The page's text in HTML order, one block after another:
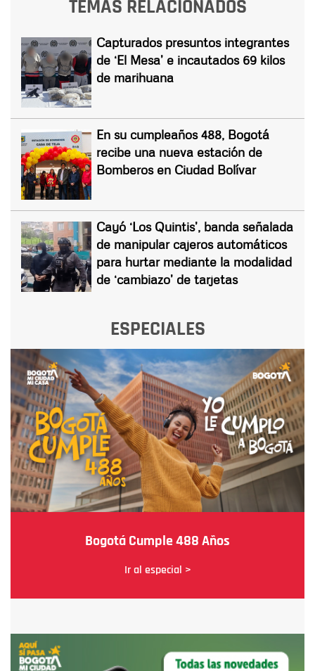
TEMAS RELACIONADOS
Capturados presuntos integrantes
de ‘El Mesa’ e incautados 69 kilos
de marihuana
En su cumpleaños 488, Bogotá
recibe una nueva estación de
Bomberos en Ciudad Bolívar
Cayó ‘Los Quintis’, banda señalada
de manipular cajeros automáticos
para hurtar mediante la modalidad
de ‘cambiazo’ de tarjetas
ESPECIALES
Bogotá Cumple 488 Años
Ir al especial >